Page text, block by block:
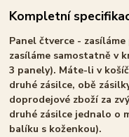
Kompletní
Panel čtverce -
zasíláme samostatně v
3 panely). Máte-li v
druhé zásilce, obě
doprodejové zboží za
druhé zásilce jednalo o
balíku s koženkou).